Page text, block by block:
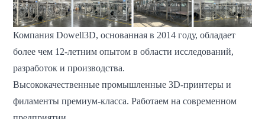
Компания Dowell3D, основанная в 2014 году, обладает
более чем 12-летним опытом в области исследований,
разработок и производства.
Высококачественные промышленные 3D-принтеры и
филаменты премиум-класса. Работаем на современном